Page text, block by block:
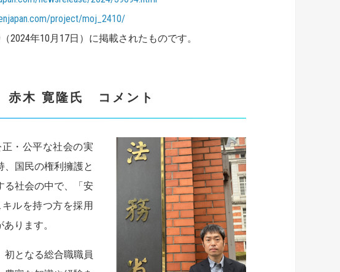
project/moj_2410/
年10月17日）に掲載されたものです。
木 寛隆氏 コメント
・公平な社会の実
国民の権利擁護と
る社会の中で、「安
ルを持つ方を採用
ります。
初となる総合職職員